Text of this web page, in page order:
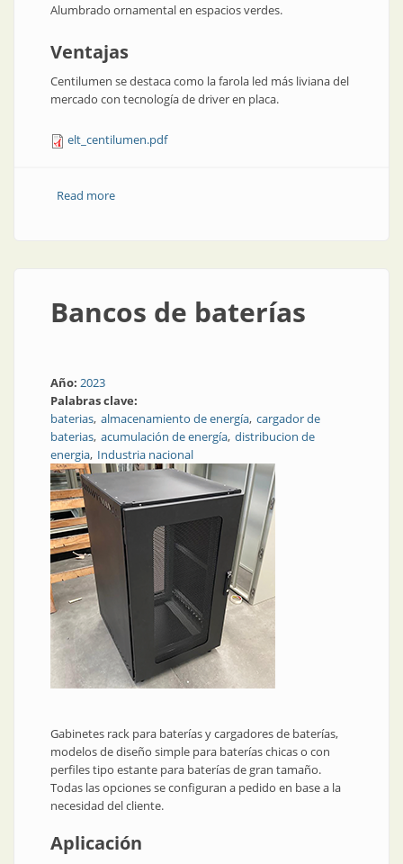
Alumbrado ornamental en espacios verdes.
Ventajas
Centilumen se destaca como la farola led más liviana del
mercado con tecnología de driver en placa.
elt_centilumen.pdf
Read moreabout Alumbrado público, farola: Centilumen
Bancos de baterías
Año: 2023
Palabras clave:
baterias almacenamiento de energía cargador de
baterias acumulación de energía distribucion de
energia Industria nacional
Gabinetes rack para baterías y cargadores de baterías,
modelos de diseño simple para baterías chicas o con
perfiles tipo estante para baterías de gran tamaño.
Todas las opciones se configuran a pedido en base a la
necesidad del cliente.
Aplicación